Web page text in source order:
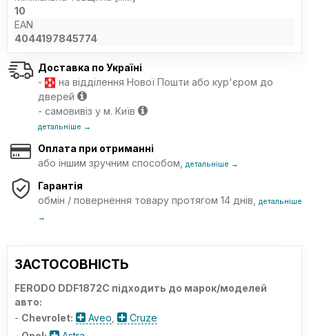
10
EAN
4044197845774
Доставка по Україні
-
на відділення Нової Пошти або кур'єром до
дверей
- самовивіз у м. Київ
детальніше →
Оплата при отриманні
або іншим зручним способом,
детальніше →
Гарантія
обмін / повернення товару протягом 14 днів,
детальніше
→
ЗАСТОСОВНІСТЬ
FERODO DDF1872C підходить до марок/моделей
авто:
- Chevrolet: Aveo
Cruze